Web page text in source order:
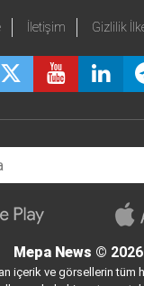
İletişim Gizlilik
Mepa News © 2026
içerik ve görsellerin tüm